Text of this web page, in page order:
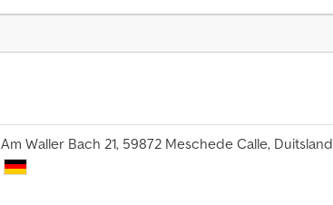
Am Waller Bach 21, 59872 Meschede Calle, Duitsland